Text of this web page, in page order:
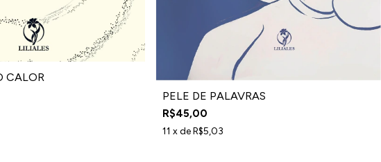
CALOR
PELE DE PALAVRAS
R$45,00
11 x deR$5,03